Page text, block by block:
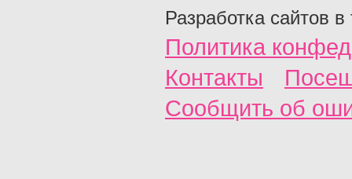
Разработка сайтов в
Политика
Контакты
Сообщить об